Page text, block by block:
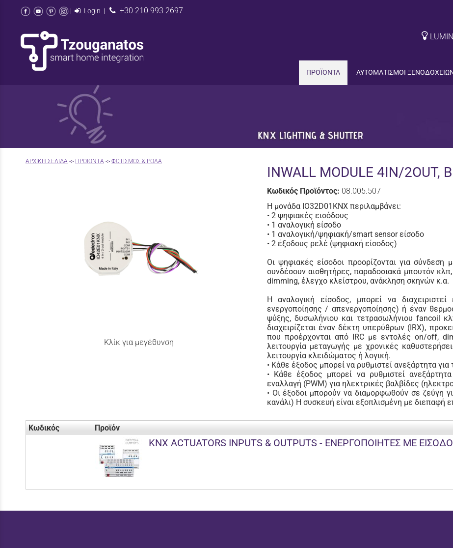
| Login | +30 210 993 2697
ΠΡΟΪΟΝΤΑ ΑΥΤΟΜΑΤΙΣΜΟΙ
AΡΧΙΚΉ ΣΕΛΊΔΑ -> ΠΡΟΪΟΝΤΑ -> ΦΩΤΙΣΜΟΣ & ΡΟΛΑ
Κλίκ για μεγέθυνση
INWALL MODULE 4IN/2OUT,
Κωδικός Προϊόντος: 08.005.507
Η μονάδα IO32D01KNX περιλαμβάνει:
• 2 ψηφιακές εισόδους
• 1 αναλογική είσοδο
• 1 αναλογική/ψηφιακή/smart sensor είσοδο
• 2 έξοδους ρελέ (ψηφιακή είσοδος)
Οι ψηφιακές είσοδοι προορίζονται για
συνδέσουν αισθητήρες, παραδοσιακά μπουτόν
dimming, έλεγχο κλείστρου, ανάκληση σκηνών κ.α.
Η αναλογική είσοδος, μπορεί να
ενεργοποίησης / απενεργοποίησης) ή έναν
ψύξης, δυσωλήνιου και τετρασωλήνιου fancoil
διαχειρίζεται έναν δέκτη υπερύθρων (IRX),
που προέρχονται από IRC με εντολές on/off,
λειτουργία μεταγωγής με χρονικές
λειτουργία κλειδώματος ή λογική.
• Κάθε έξοδος μπορεί να ρυθμιστεί ανεξάρτητα
• Κάθε έξοδος μπορεί να ρυθμιστεί
εναλλαγή (PWM) για ηλεκτρικές βαλβίδες
• Οι έξοδοι μπορούν να διαμορφωθούν σε ζεύγη
κανάλι) Η συσκευή είναι εξοπλισμένη με διεπαφή
Κωδικός Προϊόν
KNX ACTUATORS INPUTS & OUTPUTS - ΕΝΕΡΓΟΠΟΙΗΤΕΣ ΜΕ